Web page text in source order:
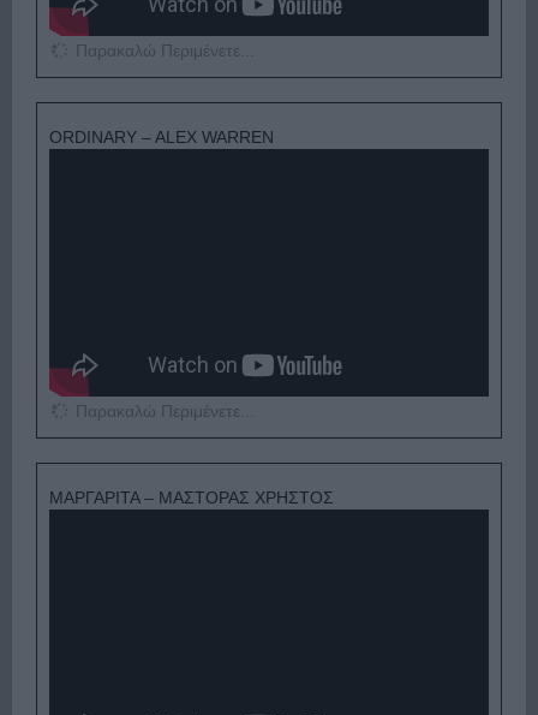
Παρακαλώ Περιμένετε...
ORDINARY – ALEX WARREN
Παρακαλώ Περιμένετε...
ΜΑΡΓΑΡΙΤΑ – ΜΑΣΤΟΡΑΣ ΧΡΗΣΤΟΣ